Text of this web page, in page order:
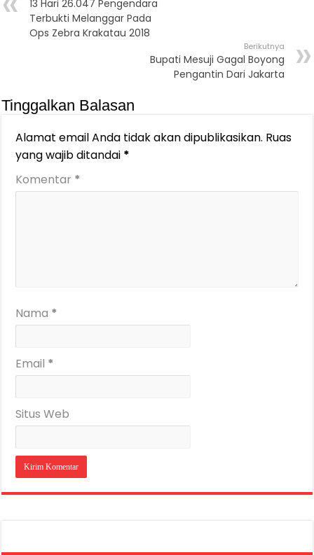
13 Hari 26.047 Pengendara
Terbukti Melanggar Pada
Ops Zebra Krakatau 2018
Berikutnya
Bupati Mesuji Gagal Boyong
Pengantin Dari Jakarta
Tinggalkan Balasan
Alamat email Anda tidak akan dipublikasikan. Ruas
yang wajib ditandai *
Komentar *
Nama *
Email *
Situs Web